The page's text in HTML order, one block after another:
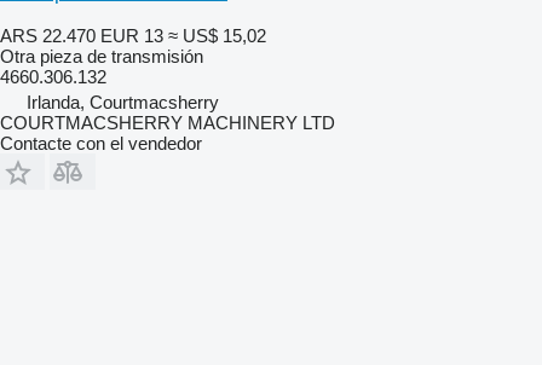
ARS 22.470 EUR 13 ≈ US$ 15,02
Otra pieza de transmisión
4660.306.132
Irlanda, Courtmacsherry
COURTMACSHERRY MACHINERY LTD
Contacte con el vendedor